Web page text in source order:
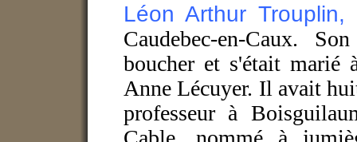
Léon Arthur Trouplin,
Caudebec-en-Caux.
boucher et s'était marié
Anne Lécuyer. Il avait
professeur à